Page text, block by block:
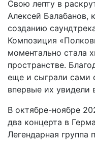
Свою лепту в
Алексей Балабанов,
созданию
Композиция
моментально стала
пространстве.
еще и сыграли сами
впервые их увидели
В октябре-ноябре
два концерта в
Легендарная группа